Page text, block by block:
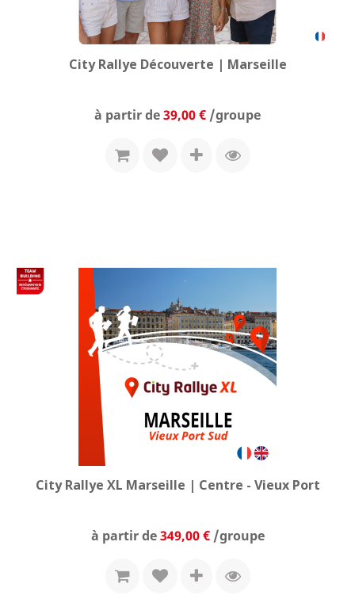
City Rallye Découverte | Marseille
Prix
à partir de39,00 € /groupe
City Rallye XL Marseille | Centre - Vieux Port
Prix
à partir de349,00 € /groupe